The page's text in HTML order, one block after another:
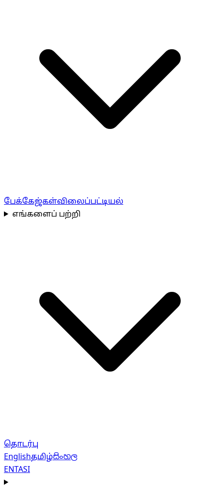
பேக்கேஜ்கள்விலைப்பட்டியல்
எங்களைப் பற்றி
தொடர்பு
Englishதமிழ்සිංහල
ENTASI